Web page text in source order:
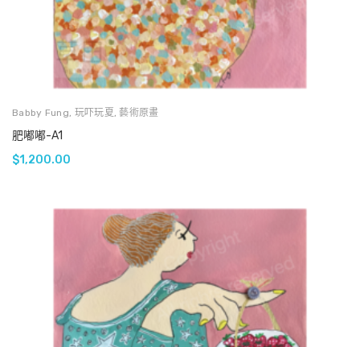
Babby Fung, 玩吓玩夏 , 藝術原畫
肥嘟嘟-A1
$1,200.00